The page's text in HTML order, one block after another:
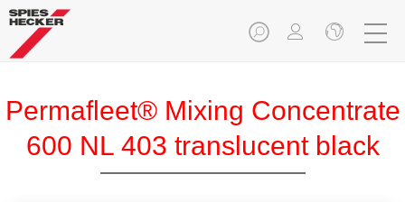
Permafleet® Mixing Concentrate
600 NL 403 translucent black